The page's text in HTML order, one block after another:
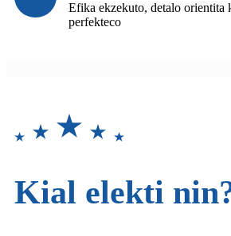
Efika ekzekuto, detalo orientita
perfekteco
Kial elekti